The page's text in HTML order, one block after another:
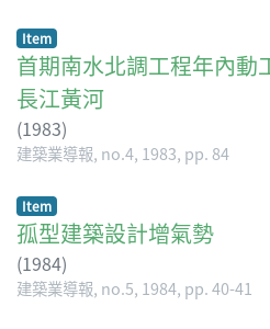
Item
首期南水北調工程年內動
長江黃河
(1983)
建築業導報, no.4, 1983, pp. 84
Item
孤型建築設計增氣勢
(1984)
建築業導報, no.5, 1984, pp. 40-41